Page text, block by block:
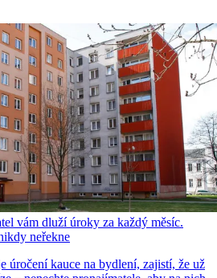
vám dluží úroky za každý měsíc.
neřekne
úročení kauce na bydlení, zajistí, že už